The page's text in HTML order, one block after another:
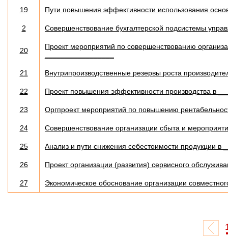
19 Пути повышения эффективности использования
2 Совершенствование бухгалтерской подсистемы
20
Проект мероприятий по совершенствованию
21 Внутрипроизводственные резервы роста
22 Проект повышения эффективности производства в
23 Оргпроект мероприятий по повышению
24 Совершенствование организации сбыта и
25 Анализ и пути снижения себестоимости продукции в
26 Проект организации (развития) сервисного
27 Экономическое обоснование организации